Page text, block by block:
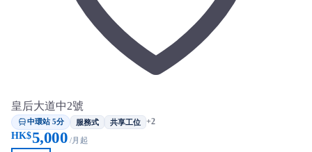
皇后大道中2號
中環站 5分 服務式 共享工位 +2
HK$5,000 /月起